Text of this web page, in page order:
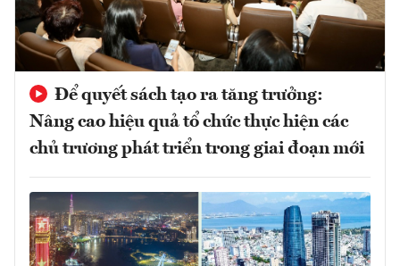
Để quyết sách tạo ra tăng trưởng:
Nâng cao hiệu quả tổ chức thực hiện các
chủ trương phát triển trong giai đoạn mới